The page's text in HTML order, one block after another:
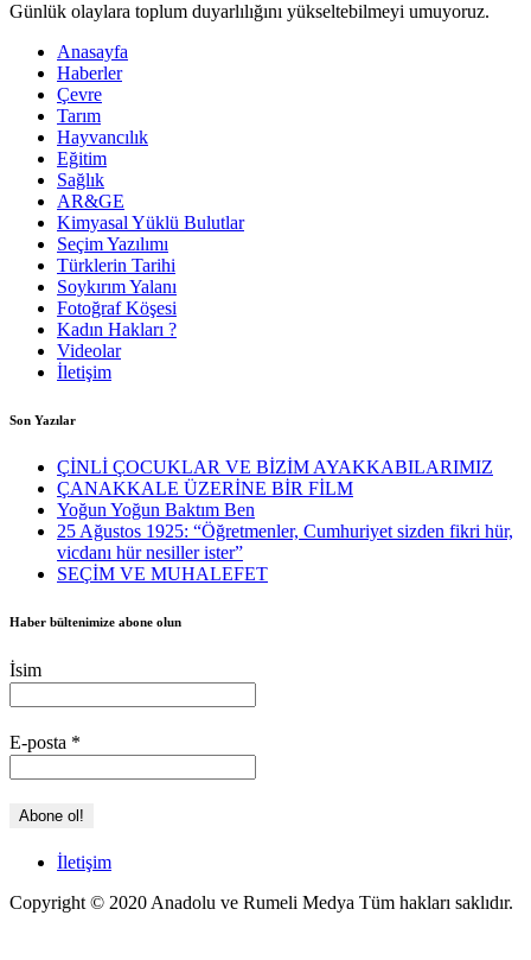
Günlük olaylara toplum duyarlılığını yükseltebilmeyi umuyoruz.
Anasayfa
Haberler
Çevre
Tarım
Hayvancılık
Eğitim
Sağlık
AR&GE
Kimyasal Yüklü Bulutlar
Seçim Yazılımı
Türklerin Tarihi
Soykırım Yalanı
Fotoğraf Köşesi
Kadın Hakları ?
Videolar
İletişim
Son Yazılar
ÇİNLİ ÇOCUKLAR VE BİZİM AYAKKABILARIMIZ
ÇANAKKALE ÜZERİNE BİR FİLM
Yoğun Yoğun Baktım Ben
25 Ağustos 1925: “Öğretmenler, Cumhuriyet sizden fikri hür,
vicdanı hür nesiller ister”
SEÇİM VE MUHALEFET
Haber bültenimize abone olun
İsim
E-posta *
İletişim
Copyright © 2020 Anadolu ve Rumeli Medya Tüm hakları saklıdır.